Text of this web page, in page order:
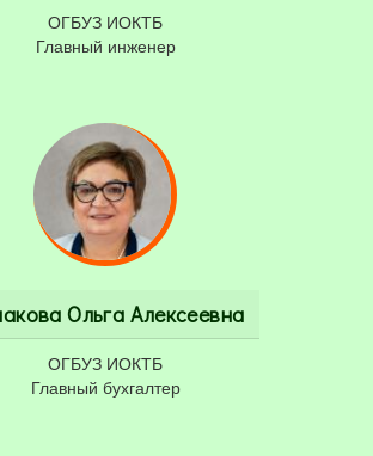
ОГБУЗ ИОКТБ
Главный инженер
Ольга Алексеевна
ОГБУЗ ИОКТБ
Главный бухгалтер